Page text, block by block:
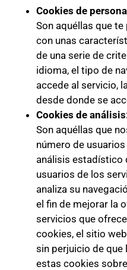
Cookies de
Son aquéllas que
con unas
de una serie de
idioma, el tipo de
accede al servicio,
desde donde se
Cookies de
Son aquéllas que
número de
análisis estadístico
usuarios de los
analiza su
el fin de mejorar la
servicios que
cookies, el sitio
sin perjuicio de
estas cookies